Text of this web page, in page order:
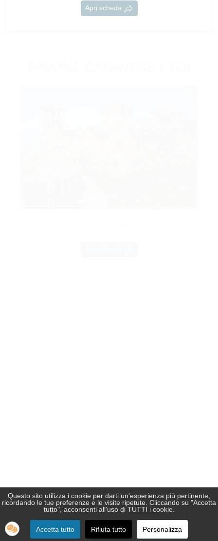
Apri scheda
Questo sito utilizza i cookie per darti un'esperienza più pertinente,
ricordando le tue preferenze e le visite ripetute. Cliccando su "Accetta
tutto", acconsenti all'uso di TUTTI i cookie.
Accetta tutto Rifiuta tutto Personalizza